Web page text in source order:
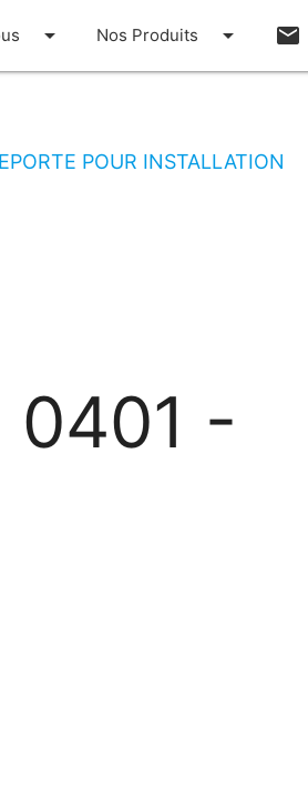
arrow_drop_down Nos Produits arrow_drop_down email
POUR INSTALLATION
0401 -